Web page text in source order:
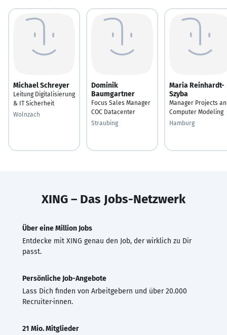
Michael Schreyer
Leitung Digitalisierung
& IT Sicherheit
Wolnzach
Dominik
Baumgartner
Focus Sales Manager
COC Datacenter
Straubing
Maria Reinhardt-
Szyba
Manager Projects
Computer Modeling
Hamburg
XING – Das Jobs-Netzwerk
Über eine Million Jobs
Entdecke mit XING genau den Job, der wirklich zu Dir
passt.
Persönliche Job-Angebote
Lass Dich finden von Arbeitgebern und über 20.000
Recruiter·innen.
21 Mio. Mitglieder